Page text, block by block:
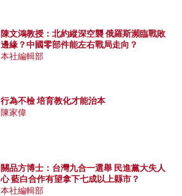
陳文鴻教授：北約縱深空襲 俄羅斯瀕臨戰敗
邊緣？中國零部件能左右戰局走向？
本社編輯部
行為不檢 培育教化才能治本
陳家偉
關品方博士：台灣九合一選舉 民進黨大失人
心 藍白合作有望拿下七成以上縣市？
本社編輯部